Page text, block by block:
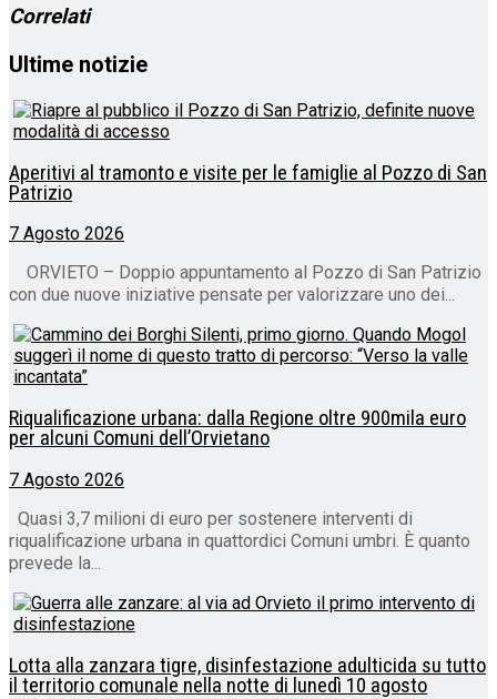
Correlati
Ultime notizie
Aperitivi al tramonto e visite per le famiglie al Pozzo di San
Patrizio
7 Agosto 2026
ORVIETO – Doppio appuntamento al Pozzo di San Patrizio
con due nuove iniziative pensate per valorizzare uno dei...
Riqualificazione urbana: dalla Regione oltre 900mila euro
per alcuni Comuni dell’Orvietano
7 Agosto 2026
Quasi 3,7 milioni di euro per sostenere interventi di
riqualificazione urbana in quattordici Comuni umbri. È quanto
prevede la...
Lotta alla zanzara tigre, disinfestazione adulticida su tutto
il territorio comunale nella notte di lunedì 10 agosto